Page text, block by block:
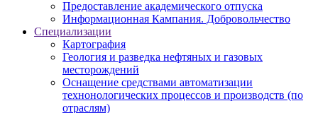
Предоставление академического отпуска
Информационная Кампания. Добровольчество
Специализации
Картография
Геология и разведка нефтяных и газовых
месторождений
Оснащение средствами автоматизации
технонологических процессов и производств (по
отраслям)